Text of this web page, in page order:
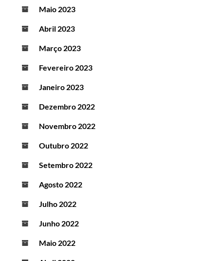
Maio 2023
Abril 2023
Março 2023
Fevereiro 2023
Janeiro 2023
Dezembro 2022
Novembro 2022
Outubro 2022
Setembro 2022
Agosto 2022
Julho 2022
Junho 2022
Maio 2022